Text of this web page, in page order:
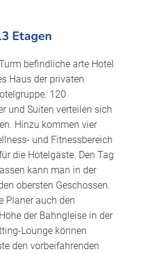
Etagen
befindliche arte Hotel
Haus der privaten
120
und Suiten verteilen sich
Hinzu kommen vier
und Fitnessbereich
die Hotelgäste. Den Tag
kann man in der
obersten Geschossen.
Planer auch den
der Bahngleise in der
Lounge können
den vorbeifahrenden